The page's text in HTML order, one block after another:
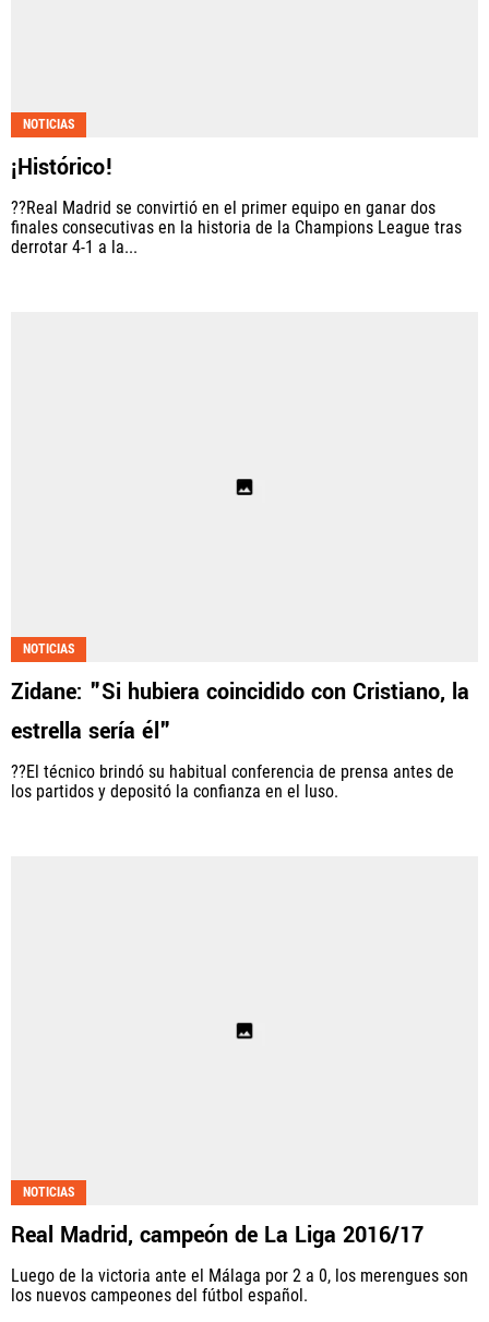
NOTICIAS
¡Histórico!
??Real Madrid se convirtió en el primer equipo en ganar dos
finales consecutivas en la historia de la Champions League tras
derrotar 4-1 a la...
NOTICIAS
Zidane: "Si hubiera coincidido con Cristiano, la
estrella sería él"
??El técnico brindó su habitual conferencia de prensa antes de
los partidos y depositó la confianza en el luso.
NOTICIAS
Real Madrid, campeón de La Liga 2016/17
Luego de la victoria ante el Málaga por 2 a 0, los merengues son
los nuevos campeones del fútbol español.